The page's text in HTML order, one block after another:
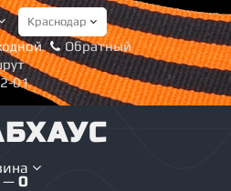
Обратный
01
— 0